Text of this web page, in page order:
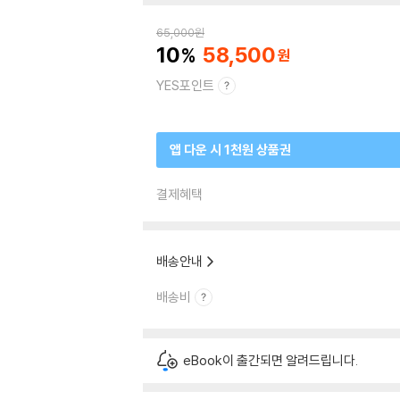
65,000원
10 58,500
YES포인트
앱 다운 시 1천원 상품권
결제혜택
배송안내
배송비
eBook이 출간되면 알려드립니다.